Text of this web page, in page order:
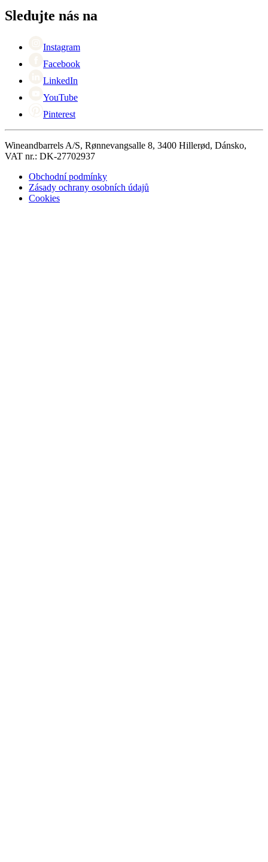
Black Friday
Singles Day
Sledujte nás na
Instagram
Facebook
LinkedIn
YouTube
Pinterest
Wineandbarrels A/S, Rønnevangsalle 8, 3400 Hillerød, Dánsko,
VAT nr.: DK-27702937
Obchodní podmínky
Zásady ochrany osobních údajů
Cookies